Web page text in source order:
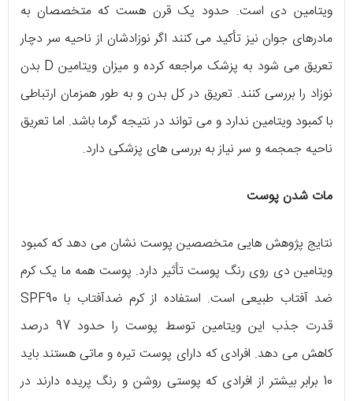
ویتامین دی است. حدود یک قرن هست که متخصصان به
مادرهای جوان نیز تأکید می‌ کنند اگر نوزادشان از ناحیه سر دچار
تعریق می‌ شود به پزشک مراجعه کرده و میزان ویتامین D بدن
نوزاد را بررسی کنند. تعریق در کل بدن و به طور همزمان ارتباطی
با کمبود ویتامین ندارد و می‌ تواند در نتیجه‌ گرما باشد. اما تعریق
ناحیه‌ جمجمه و سر نیاز به بررسی‌ های پزشکی دارد.
مات شدن پوست
نتایج پژوهش‌ هایی متخصصین پوست نشان می‌ دهد که کمبود
ویتامین دی روی رنگ پوست تأثیر دارد. پوست همه‌ ما یک کرم
ضد آفتاب طبیعی است. استفاده‌ از کرم ضدآفتاب با SPF90
قدرت جذب این ویتامین توسط پوست را حدود 97 درصد
کاهش می‌ دهد. افرادی که دارای پوست تیره و ماتی هستند باید
10 برابر بیشتر از افرادی که پوستی روشن و رنگ پریده دارند در